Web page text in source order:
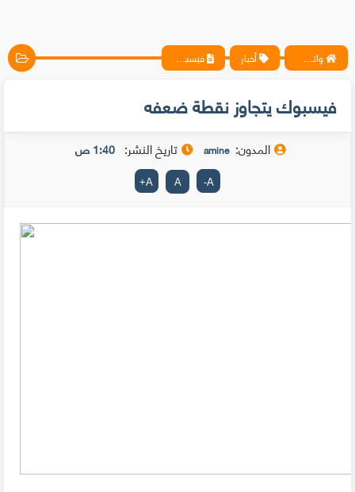
واتس آب ، فيسبوك ، أنترنت ، شروحات تقنية حصرية - المحترف أخبار فيسبوك يتجاوز نقطة ضعفه
فيسبوك يتجاوز نقطة ضعفه
المدون: amine تاريخ النشر: 1:40 ص
A
-
A
A
+